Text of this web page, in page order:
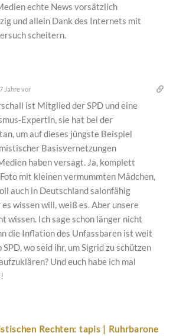
echte News vorsätzlich
und allein Dank des Internets mit
scheitern.
7 Jahre vor
ist Mitglied der SPD und eine
Expertin, sie hat bei der
um auf dieses jüngste Beispiel
Basisvernetzungen
haben versagt. Ja, komplett
mit kleinen vermummten Mädchen,
auch in Deutschland salonfähig
wissen will, weiß es. Aber unsere
wissen. Ich sage schon länger nicht
die Inflation des Unfassbaren ist weit
wo seid ihr, um Sigrid zu schützen
Und euch habe ich mal
Rechten: tapis | Ruhrbarone